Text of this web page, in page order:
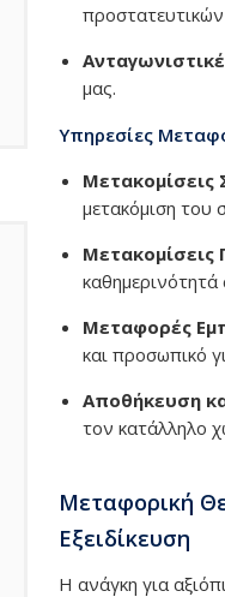
μας.
Υπηρεσίες
Μετακομίσεις
μετακόμιση του
Μετακομίσεις
καθημερινότητά
Μεταφορές
και προσωπικό
Αποθήκευση
τον κατάλληλο
Μεταφορική
Εξειδίκευση
Η ανάγκη για